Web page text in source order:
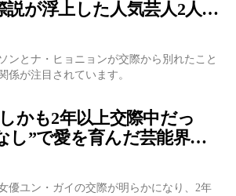
が浮上した人気芸人2人、
注目
ンとナ・ヒョニョンが交際から別れたこと
係が注目されています。
かも2年以上交際中だっ
”で愛を育んだ芸能界の
優ユン・ガイの交際が明らかになり、2年